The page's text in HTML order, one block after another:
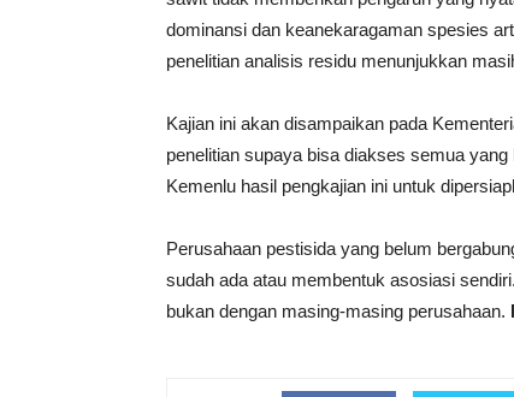
dominansi dan keanekaragaman spesies
penelitian analisis residu menunjukkan
Kajian ini akan disampaikan pada
penelitian supaya bisa diakses semua
Kemenlu hasil pengkajian ini untuk
Perusahaan pestisida yang belum
sudah ada atau membentuk asosiasi
bukan dengan masing-masing perusahaan.